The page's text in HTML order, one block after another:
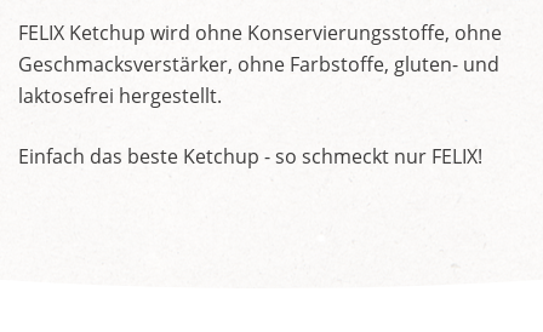
FELIX Ketchup wird ohne Konservierungsstoffe, ohne
Geschmacksverstärker, ohne Farbstoffe, gluten- und
laktosefrei hergestellt.
Einfach das beste Ketchup - so schmeckt nur FELIX!